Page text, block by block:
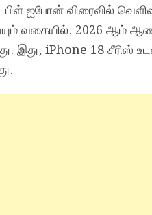
ஐபோன் விரைவில்
வகையில், 2026 ஆம்
இது, iPhone 18 சீரிஸ்